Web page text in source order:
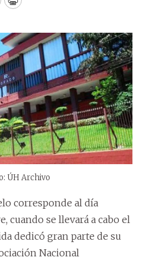
Print
ÚH Archivo
corresponde al día
cuando se llevará a cabo el
dedicó gran parte de su
Nacional